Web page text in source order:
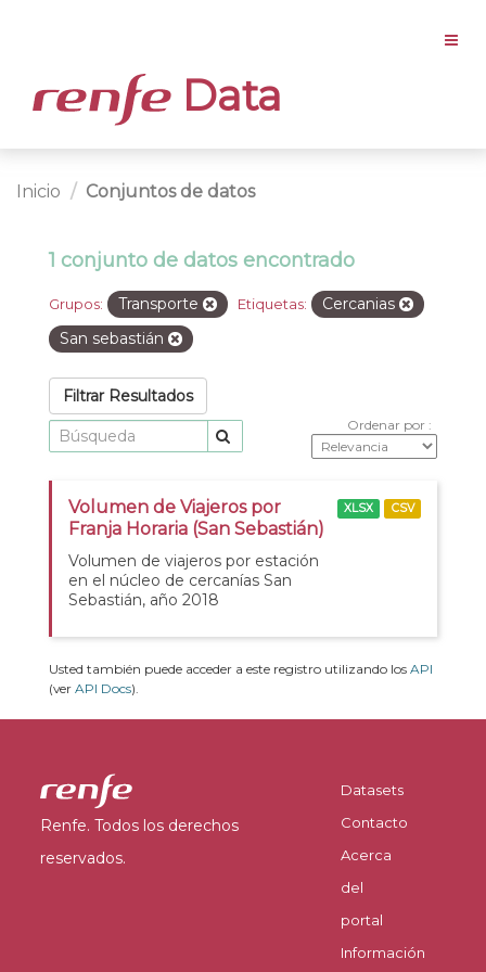
Data
Inicio Conjuntos de datos
1 conjunto de datos encontrado
Grupos: Transporte Etiquetas:
Cercanias
San sebastián
Filtrar Resultados
Ordenar por
Volumen de Viajeros por
Franja Horaria (San Sebastián)
Volumen de viajeros por estación
en el núcleo de cercanías San
Sebastián, año 2018
XLSX CSV
Usted también puede acceder a este registro utilizando los API
(ver API Docs).
Renfe. Todos los derechos
reservados.
Datasets
Contacto
Acerca
del
portal
Información